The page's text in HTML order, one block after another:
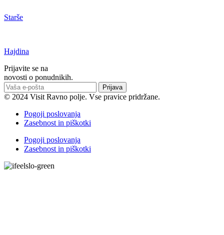
Starše
Hajdina
Prijavite se na
novosti o ponudnikih.
Prijava
© 2024 Visit Ravno polje. Vse pravice pridržane.
Pogoji poslovanja
Zasebnost in piškotki
Pogoji poslovanja
Zasebnost in piškotki